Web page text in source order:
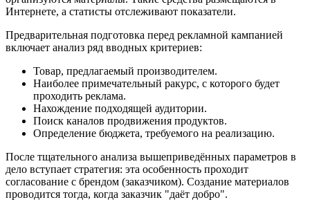
Интернете, а статисты отслеживают показатели.
Предварительная подготовка перед рекламной кампанией
включает анализ ряд вводных критериев:
Товар, предлагаемый производителем.
Наиболее примечательный ракурс, с которого будет
проходить реклама.
Нахождение подходящей аудитории.
Поиск каналов продвижения продуктов.
Определение бюджета, требуемого на реализацию.
После тщательного анализа вышеприведённых параметров в
дело вступает стратегия: эта особенность проходит
согласование с брендом (заказчиком). Создание материалов
проводится тогда, когда заказчик "даёт добро".